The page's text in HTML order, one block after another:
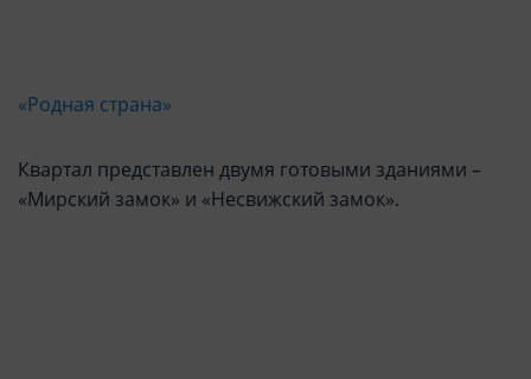
«Родная страна»
Квартал представлен двумя готовыми зданиями –
«Мирский замок» и «Несвижский замок».